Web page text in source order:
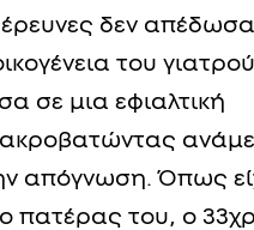
έρευνες δεν
του
σε μια εφιαλτική
απόγνωση. Όπως
πατέρας του, ο